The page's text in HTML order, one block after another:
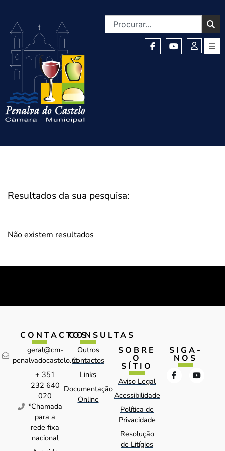
Resultados da sua pesquisa:
Não existem resultados
CONTACTOS
geral@cm-
penalvadocastelo.pt
+ 351
232 640
020
*Chamada
para a
rede fixa
nacional
CONSULTAS
Outros
Contactos
Links
Documentação
Online
SOBRE
O
SÍTIO
Aviso Legal
Acessibilidade
Política de
Privacidade
Resolução
de Litígios
SIGA-
NOS